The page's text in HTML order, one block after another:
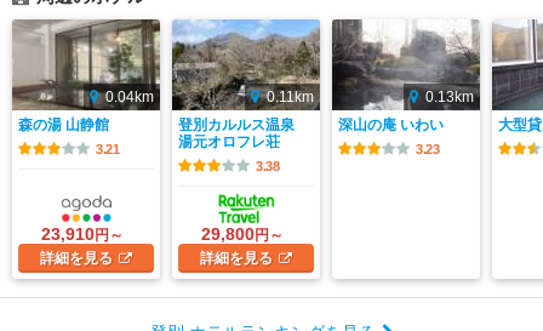
0.04km
森の湯 山静館
3.21
23,910円～
詳細を見る
0.11km
登別カルルス温泉
湯元オロフレ荘
3.38
29,800円～
詳細を見る
0.13km
深山の庵 いわい
3.23
大型